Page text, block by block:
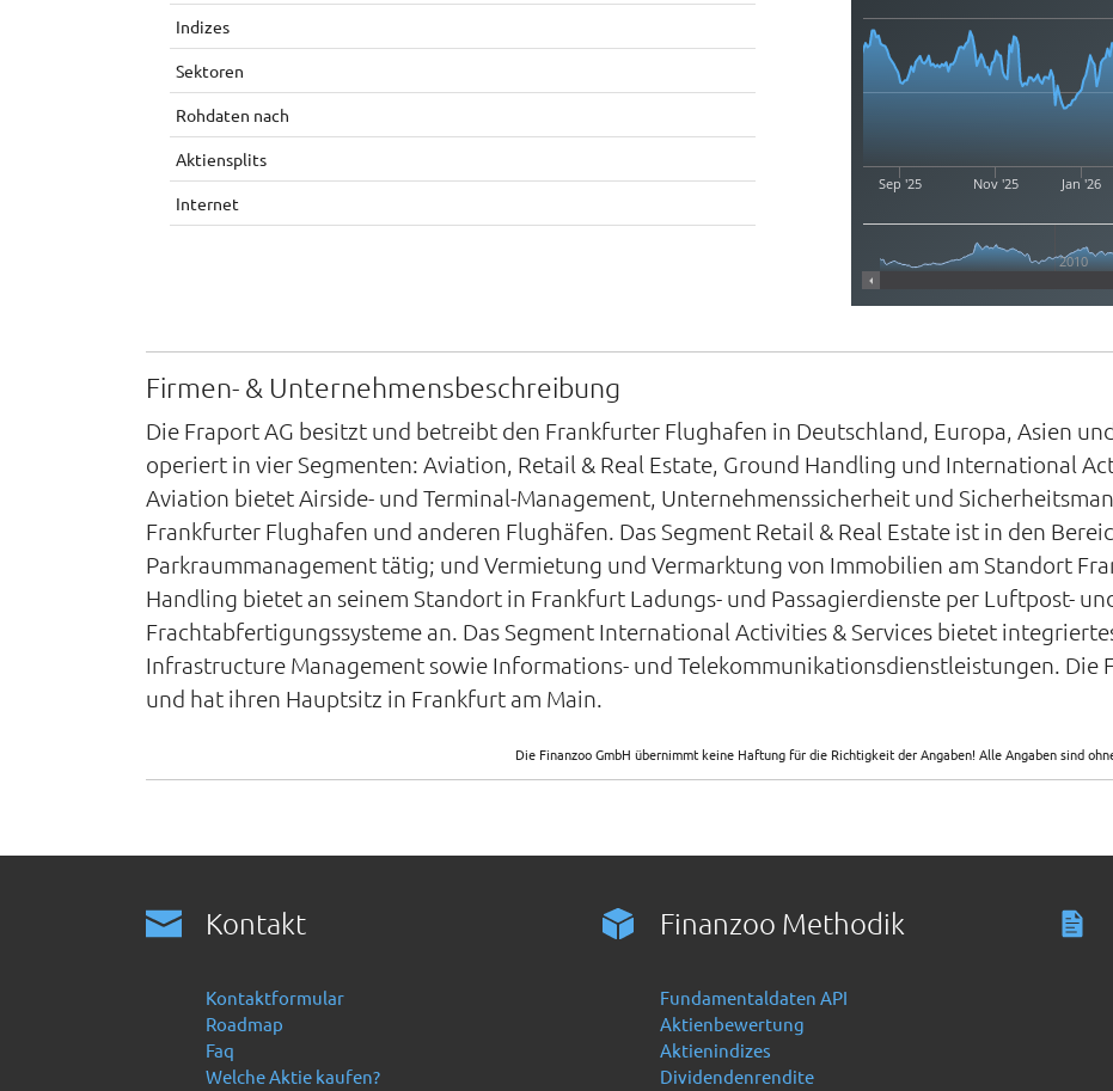
Indizes
Sektoren
Rohdaten nach
Aktiensplits
Internet
Sep '25 Nov '25 Jan '26
2010
Firmen- & Unternehmensbeschreibung
Die Fraport AG besitzt und betreibt den Frankfurter Flughafen in Deutschland, Europa, Asien
operiert in vier Segmenten: Aviation, Retail & Real Estate, Ground Handling und International
Aviation bietet Airside- und Terminal-Management, Unternehmenssicherheit und
Frankfurter Flughafen und anderen Flughäfen. Das Segment Retail & Real Estate ist in den
Parkraummanagement tätig; und Vermietung und Vermarktung von Immobilien am Standort
Handling bietet an seinem Standort in Frankfurt Ladungs- und Passagierdienste per Luftpost-
Frachtabfertigungssysteme an. Das Segment International Activities & Services bietet
Infrastructure Management sowie Informations- und Telekommunikationsdienstleistungen. Die
und hat ihren Hauptsitz in Frankfurt am Main.
Die Finanzoo GmbH übernimmt keine Haftung für die Richtigkeit der Angaben! Alle Angaben sind
Kontakt
Kontaktformular
Roadmap
Faq
Welche Aktie kaufen?
Finanzoo Methodik
Fundamentaldaten API
Aktienbewertung
Aktienindizes
Dividendenrendite